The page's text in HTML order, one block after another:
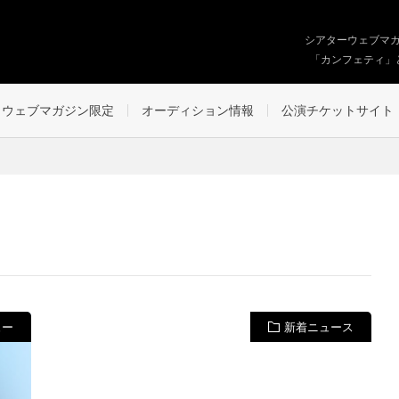
シアターウェブマ
「カンフェティ
ウェブマガジン限定 オーディション情報 公演チケットサイト
新着ニュース